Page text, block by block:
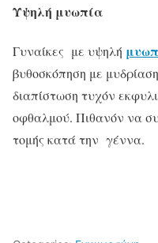
Υψηλή μυωπία
Γυναίκες με υψηλή
βυθοσκόπηση με
διαπίστωση τυχόν
οφθαλμού. Πιθανόν να
τομής κατά την γέννα.